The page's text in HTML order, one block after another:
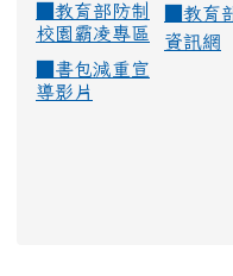
教育部防制
校園霸凌專區
教育
資訊網
書包減重宣
導影片